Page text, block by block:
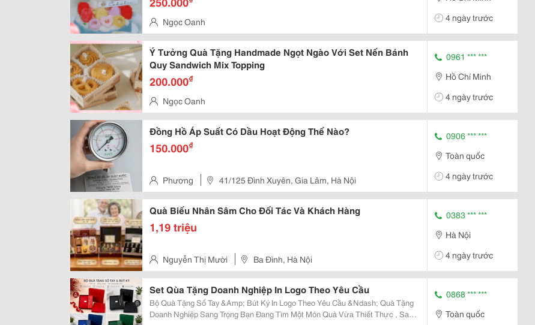
Ngọc Oanh
4 ngày trước
Ý Tưởng Quà Tặng Handmade Ngọt Ngào Với Set Nến Bánh
Quy Sandwich Mix Topping
200.000₫
Ngọc Oanh
0961 *** ***
Hồ Chí Minh
4 ngày trước
Đồng Hồ Áp Suất Có Dầu Hoạt Động Thế Nào?
150.000₫
Phương 41/125 Đình Xuyên, Gia Lâm, Hà Nội
0906 *** ***
Toàn quốc
4 ngày trước
Quà Biếu Nhân Sâm Cho Đối Tác Và Khách Hàng
1,19 triệu
Nguyễn Thị Mười Ba Đình, Hà Nội
0383 *** ***
Hà Nội
4 ngày trước
Set Qùa Tặng Doanh Nghiệp In Logo Theo Yêu Cầu
Bộ Quà Tặng Sổ Tay &Amp; Bút Ký In Logo Theo Yêu Cầu &Ndash; Quà Tặng
Doanh Nghiệp Sang Trọng Bạn Đang Tìm Một Món Quà Vừa Thiết Thực , Sang
0868 *** ***
Toàn quốc